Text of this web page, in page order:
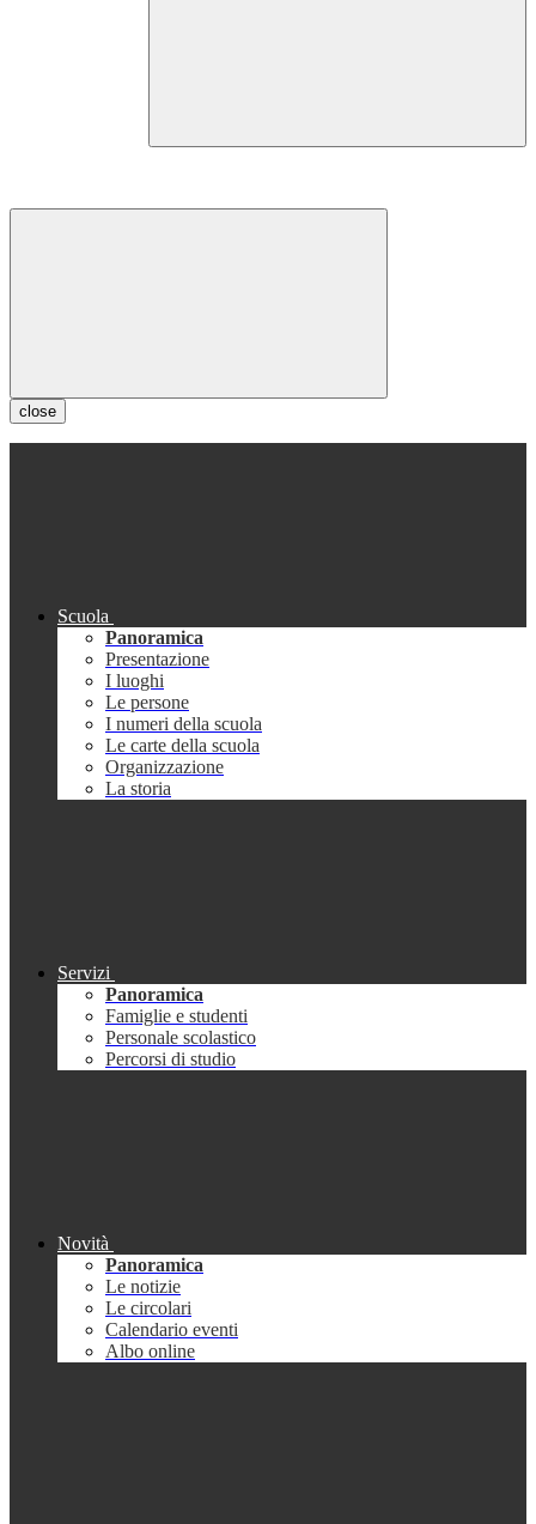
close
Scuola
Panoramica
Presentazione
I luoghi
Le persone
I numeri della scuola
Le carte della scuola
Organizzazione
La storia
Servizi
Panoramica
Famiglie e studenti
Personale scolastico
Percorsi di studio
Novità
Panoramica
Le notizie
Le circolari
Calendario eventi
Albo online